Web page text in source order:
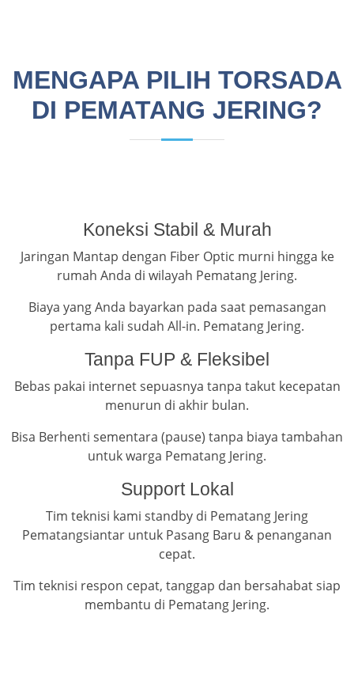
MENGAPA PILIH TORSADA
DI PEMATANG JERING?
Koneksi Stabil & Murah
Jaringan Mantap dengan Fiber Optic murni hingga ke
rumah Anda di wilayah Pematang Jering.
Biaya yang Anda bayarkan pada saat pemasangan
pertama kali sudah All-in. Pematang Jering.
Tanpa FUP & Fleksibel
Bebas pakai internet sepuasnya tanpa takut kecepatan
menurun di akhir bulan.
Bisa Berhenti sementara (pause) tanpa biaya tambahan
untuk warga Pematang Jering.
Support Lokal
Tim teknisi kami standby di Pematang Jering
Pematangsiantar untuk Pasang Baru & penanganan
cepat.
Tim teknisi respon cepat, tanggap dan bersahabat siap
membantu di Pematang Jering.